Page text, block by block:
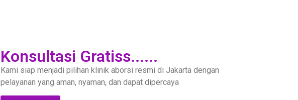
Konsultasi Gratiss......
Kami siap menjadi pilihan klinik aborsi resmi di Jakarta dengan
pelayanan yang aman, nyaman, dan dapat dipercaya